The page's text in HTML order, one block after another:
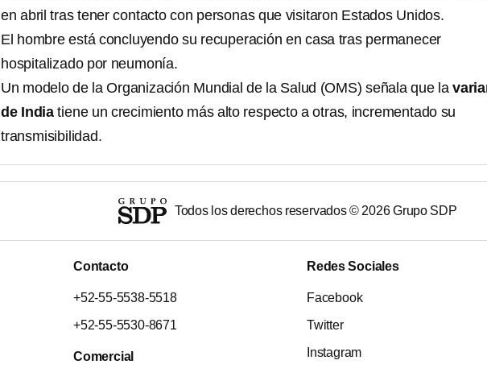
en abril tras tener contacto con personas que visitaron Estados Unidos.
El hombre está concluyendo su recuperación en casa tras permanecer
hospitalizado por neumonía.
Un modelo de la Organización Mundial de la Salud (OMS) señala que la
de India tiene un crecimiento más alto respecto a otras, incrementado su
transmisibilidad.
Todos los derechos reservados © 2026Grupo SDP
Contacto
+52-55-5538-5518
+52-55-5530-8671
Comercial
Redes Sociales
Facebook
Twitter
Instagram